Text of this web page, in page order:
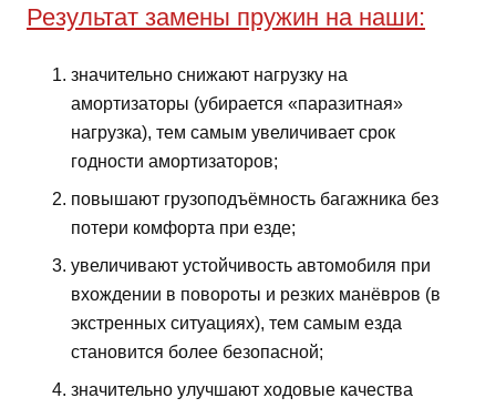
Результат замены пружин на наши:
значительно снижают нагрузку на
амортизаторы (убирается «паразитная»
нагрузка), тем самым увеличивает срок
годности амортизаторов;
повышают грузоподъёмность багажника без
потери комфорта при езде;
увеличивают устойчивость автомобиля при
вхождении в повороты и резких манёвров (в
экстренных ситуациях), тем самым езда
становится более безопасной;
значительно улучшают ходовые качества